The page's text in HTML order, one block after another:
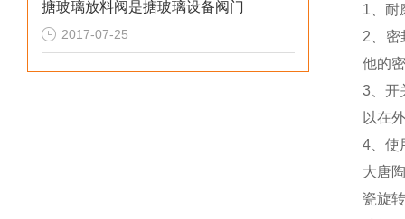
搪玻璃放料阀是搪玻璃设备阀门
2017-07-25
1、耐
2、密
他的
3、开
以在
4、使
大唐
瓷旋